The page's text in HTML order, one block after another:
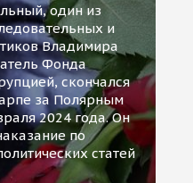
один из
и
Владимира
Фонда
скончался
за Полярным
2024 года. Он
по
статей